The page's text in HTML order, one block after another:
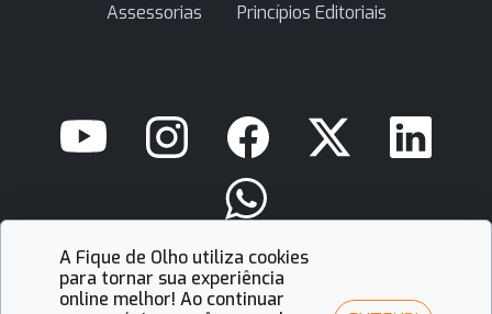
Assessorias
Princípios Editoriais
contato@fiquedeolho.com.br
A Fique de Olho utiliza cookies
para tornar sua experiência
online melhor! Ao continuar